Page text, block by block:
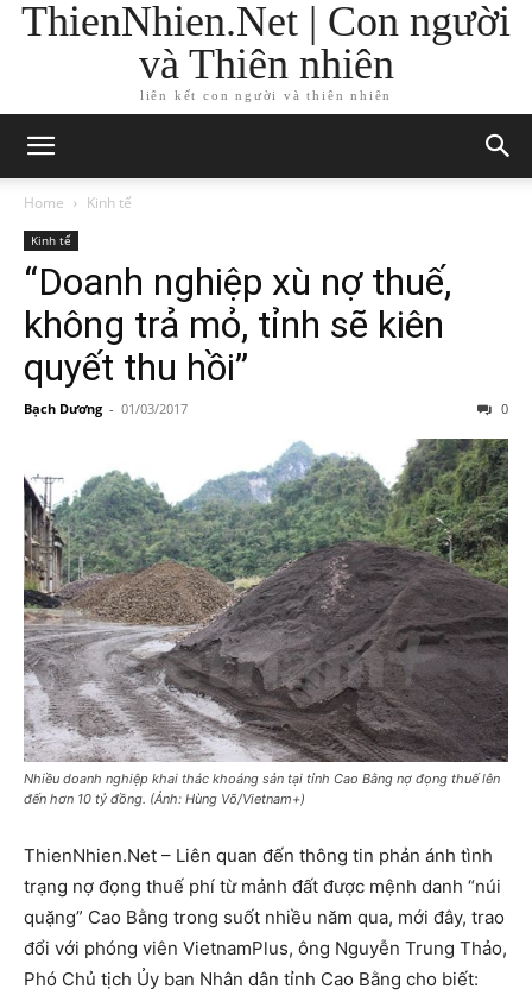
ThienNhien.Net | Con người
và Thiên nhiên
liên kết con người và thiên nhiên
Home Kinh tế
Kinh tế
“Doanh nghiệp xù nợ thuế,
không trả mỏ, tỉnh sẽ kiên
quyết thu hồi”
Bạch Dương - 01/03/2017 0
Nhiều doanh nghiệp khai thác khoáng sản tại tỉnh Cao Bằng nợ đọng thuế lên
đến hơn 10 tỷ đồng. (Ảnh: Hùng Võ/Vietnam+)
ThienNhien.Net – Liên quan đến thông tin phản ánh tình
trạng nợ đọng thuế phí từ mảnh đất được mệnh danh “núi
quặng” Cao Bằng trong suốt nhiều năm qua, mới đây, trao
đổi với phóng viên VietnamPlus, ông Nguyễn Trung Thảo,
Phó Chủ tịch Ủy ban Nhân dân tỉnh Cao Bằng cho biết: